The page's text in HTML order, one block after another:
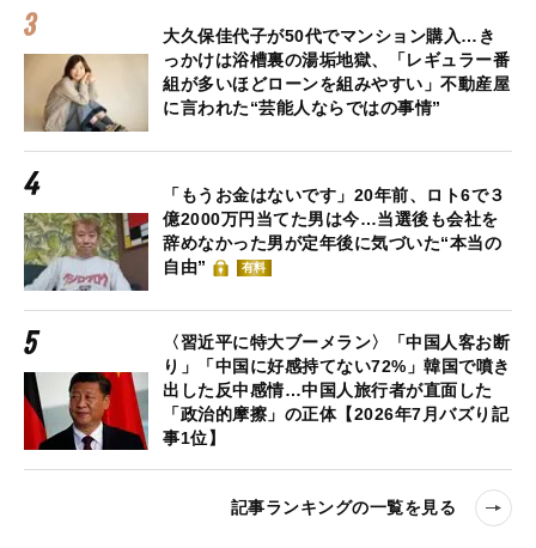
大久保佳代子が50代でマンション購入…き
っかけは浴槽裏の湯垢地獄、「レギュラー番
組が多いほどローンを組みやすい」不動産屋
に言われた“芸能人ならではの事情”
「もうお金はないです」20年前、ロト6で３
億2000万円当てた男は今…当選後も会社を
辞めなかった男が定年後に気づいた“本当の
自由”
有料
〈習近平に特大ブーメラン〉「中国人客お断
り」「中国に好感持てない72%」韓国で噴き
出した反中感情…中国人旅行者が直面した
「政治的摩擦」の正体【2026年7月バズり記
事1位】
記事ランキングの一覧を見る